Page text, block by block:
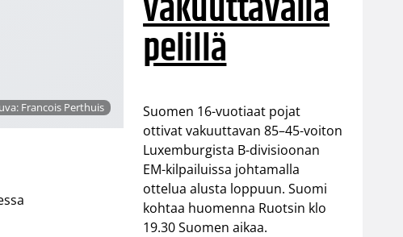
Francois Perthuis
pelillä
Suomen 16-vuotiaat pojat
ottivat vakuuttavan 85–45-voiton
Luxemburgista B-divisioonan
EM-kilpailuissa johtamalla
ottelua alusta loppuun. Suomi
kohtaa huomenna Ruotsin klo
19.30 Suomen aikaa.